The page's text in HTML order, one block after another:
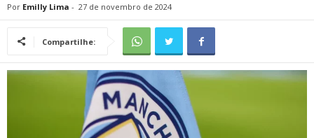
Por Emilly Lima - 27 de novembro de 2024
Compartilhe: